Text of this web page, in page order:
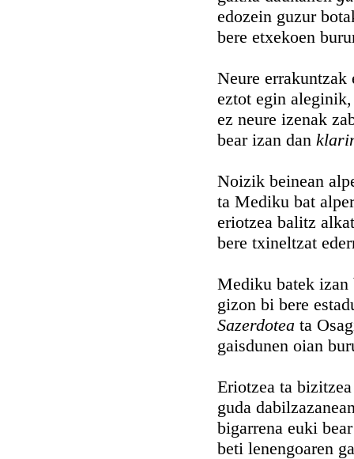
edozein guzur
bere etxekoen
Neure errakuntzak
eztot egin aleginik,
ez neure izenak
bear izan dan
Noizik beinean
ta Mediku bat
eriotzea balitz
bere txineltzat
Mediku batek izan
gizon bi bere
Sazerdotea ta
gaisdunen oian
Eriotzea ta bizitzea
guda
bigarrena euki
beti lenengoaren